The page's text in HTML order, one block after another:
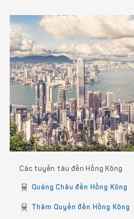
Các tuyến tàu đến Hồng Kông
Quảng Châu đến Hồng Kông
Thâm Quyến đến Hồng Kông